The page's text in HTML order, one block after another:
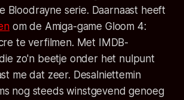
Bloodrayne serie. Daarnaast heeft
om de Amiga-game Gloom 4:
te verfilmen. Met IMDB-
zo'n beetje onder het nulpunt
me dat zeer. Desalniettemin
nog steeds winstgevend genoeg